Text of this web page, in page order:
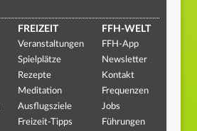
FREIZEIT
Veranstaltungen
Spielplätze
Rezepte
Meditation
Ausflugsziele
Freizeit-Tipps
FFH-WELT
FFH-App
Newsletter
Kontakt
Frequenzen
Jobs
Führungen